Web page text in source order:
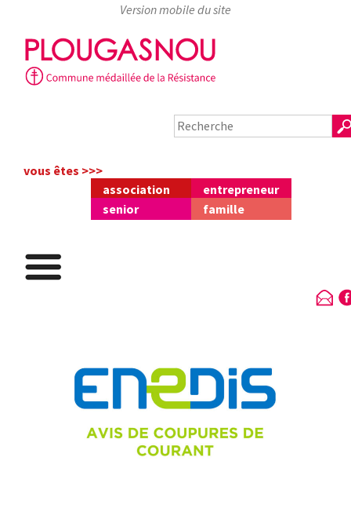
Skip
to
content
vous êtes >>>
association
entrepreneur
senior
famille